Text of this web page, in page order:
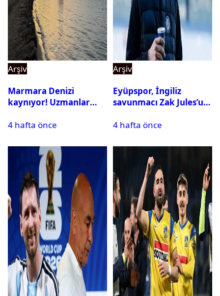
Arşiv
Marmara Denizi
kaynıyor! Uzmanlar
4 hafta önce
Arşiv
Eyüpspor, İngiliz
savunmacı Zak Jules’u
4 hafta önce